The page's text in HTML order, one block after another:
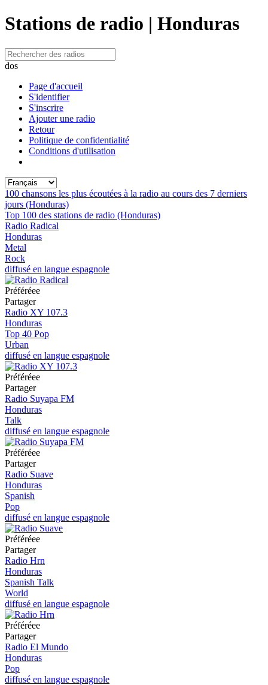
Stations de radio | Honduras
dos
Page d'accueil
S'identifier
S'inscrire
Ajouter une radio
Retour
Politique de confidentialité
Conditions d'utilisation
100 chansons les plus écoutées à la radio au cours des 7 derniers
jours (Honduras)
Top 100 des stations de radio (Honduras)
Radio Radical
Honduras
Metal
Rock
diffusé en langue espagnole
Préféréeе
Partager
Radio XY 107.3
Honduras
Top 40 Pop
Urban
diffusé en langue espagnole
Préféréeе
Partager
Radio Suyapa FM
Honduras
Talk
diffusé en langue espagnole
Préféréeе
Partager
Radio Suave
Honduras
Spanish
Pop
diffusé en langue espagnole
Préféréeе
Partager
Radio Hrn
Honduras
Spanish Talk
World
diffusé en langue espagnole
Préféréeе
Partager
Radio El Mundo
Honduras
Pop
diffusé en langue espagnole